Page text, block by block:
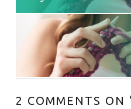
2 COMMENTS ON